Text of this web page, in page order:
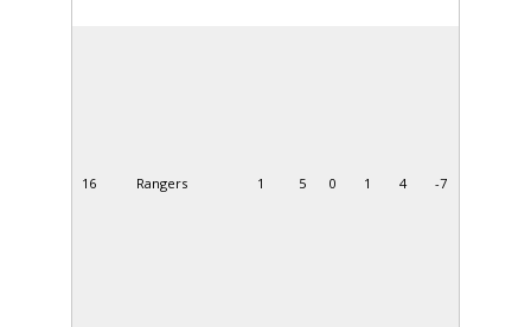
16 Rangers 1 5 0 1 4 -7